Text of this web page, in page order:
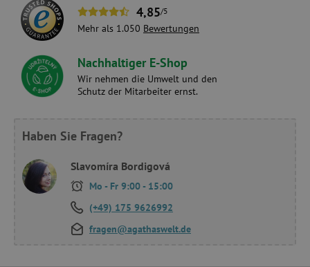
4,85/5
Mehr als 1.050 Bewertungen
Nachhaltiger E-Shop
Wir nehmen die Umwelt und den
Schutz der Mitarbeiter ernst.
Haben Sie Fragen?
Slavomíra Bordigová
Mo - Fr 9:00 - 15:00
(+49) 175 9626992
fragen@agathaswelt.de